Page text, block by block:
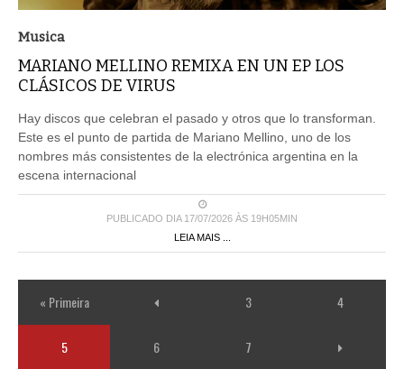
Musica
MARIANO MELLINO REMIXA EN UN EP LOS
CLÁSICOS DE VIRUS
Hay discos que celebran el pasado y otros que lo transforman.
Este es el punto de partida de Mariano Mellino, uno de los
nombres más consistentes de la electrónica argentina en la
escena internacional
PUBLICADO DIA 17/07/2026 ÀS 19H05MIN
LEIA MAIS ...
« Primeira 3 4
5 6 7